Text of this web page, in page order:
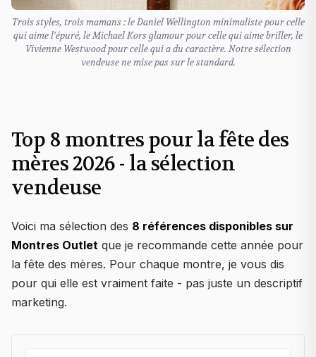
Trois styles, trois mamans : le Daniel Wellington minimaliste pour celle
qui aime l'épuré, le Michael Kors glamour pour celle qui aime briller, le
Vivienne Westwood pour celle qui a du caractère. Notre sélection
vendeuse ne mise pas sur le standard.
Top 8 montres pour la fête des
mères 2026 - la sélection
vendeuse
Voici ma sélection des 8 références disponibles sur
Montres Outlet que je recommande cette année pour
la fête des mères. Pour chaque montre, je vous dis
pour qui elle est vraiment faite - pas juste un descriptif
marketing.